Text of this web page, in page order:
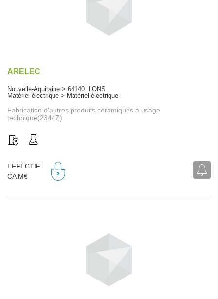
ARELEC
Nouvelle-Aquitaine > 64140 LONS
Matériel électrique > Matériel électrique
Fabrication d'autres produits céramiques à usage
technique(2344Z)
EFFECTIF
CA M€